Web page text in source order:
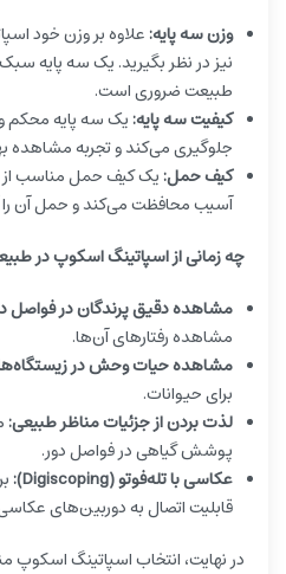
وزن سه پایه: علاوه بر وزن خود
نیز در نظر بگیرید. یک سه پایه
طبیعت ضروری است.
کیفیت سه پایه: یک سه پایه محکم
جلوگیری می‌کند و تجربه مشاهده
کیف حمل: یک کیف حمل مناسب از
آسیب محافظت می‌کند و حمل آن را
چه زمانی از اسپاتینگ اسکوپ در
مشاهده دقیق پرندگان در فواصل
مشاهده رفتارهای آن‌ها.
مشاهده حیات وحش در
برای حیوانات.
لذت بردن از جزئیات مناظر طبیعی:
پوشش گیاهی در فواصل دور.
عکاسی با تله‌فوتو (Digiscoping):
قابلیت اتصال به دوربین‌های عکاسی
در نهایت، انتخاب اسپاتینگ